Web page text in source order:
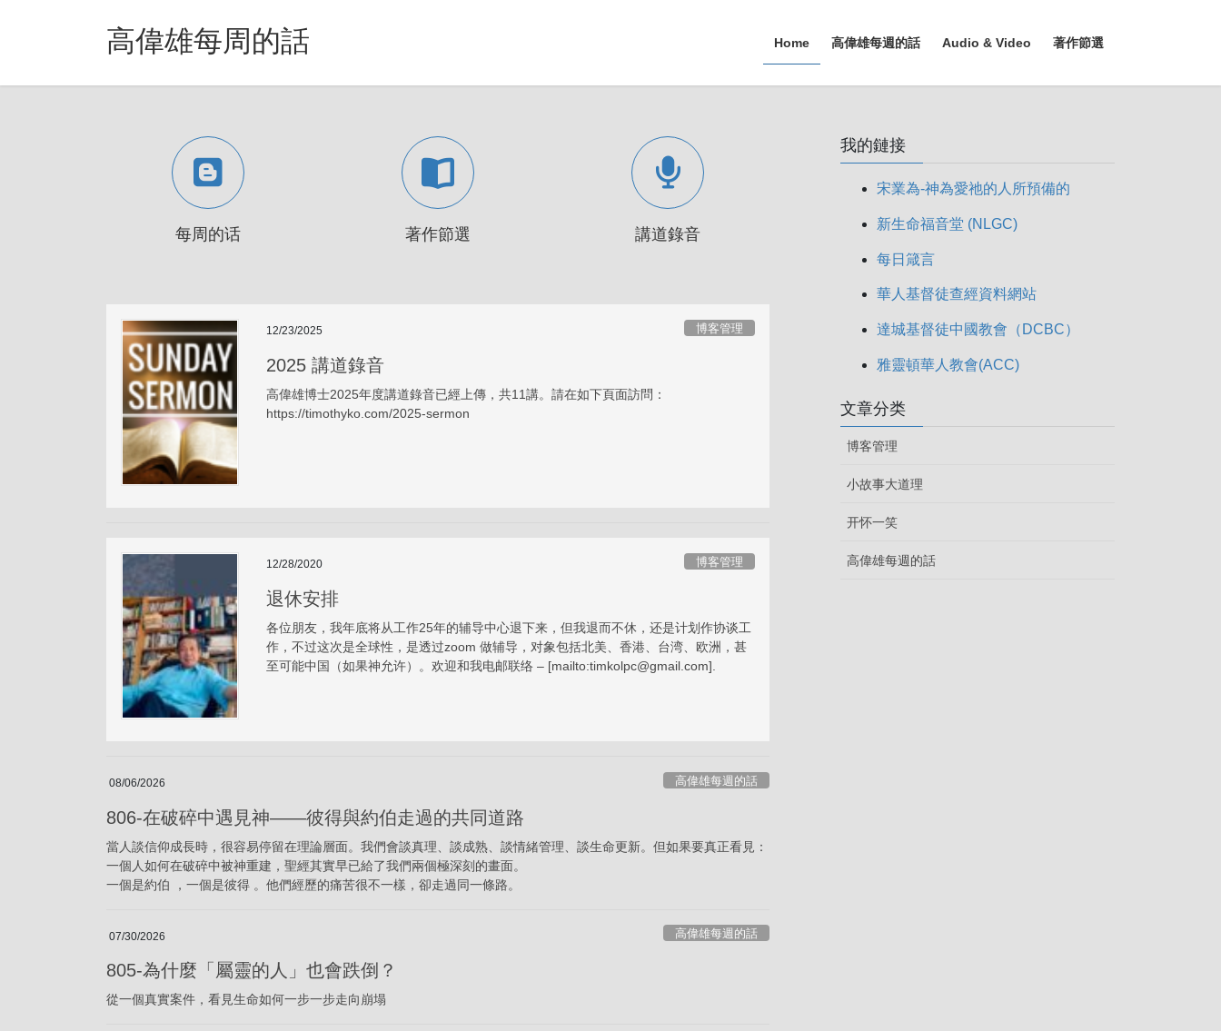
高偉雄每周的話 Home 高偉雄每週的話 Audio & Video 著作節選
每周的话 著作節選 講道錄音
12/23/2025 博客管理
2025 講道錄音
高偉雄博士2025年度講道錄音已經上傳，共11講。請在如下頁面訪問：
https://timothyko.com/2025-sermon
12/28/2020 博客管理
退休安排
各位朋友，我年底将从工作25年的辅导中心退下来，但我退而不休，还是计划作协谈工
作，不过这次是全球性，是透过zoom 做辅导，对象包括北美、香港、台湾、欧洲，甚
至可能中国（如果神允许）。欢迎和我电邮联络 – [mailto:timkolpc@gmail.com].
08/06/2026 高偉雄每週的話
806-在破碎中遇見神——彼得與約伯走過的共同道路
當人談信仰成長時，很容易停留在理論層面。我們會談真理、談成熟、談情緒管理、談生命更新。但如果要真正看見：
一個人如何在破碎中被神重建，聖經其實早已給了我們兩個極深刻的畫面。
一個是約伯 ，一個是彼得 。他們經歷的痛苦很不一樣，卻走過同一條路。
07/30/2026 高偉雄每週的話
805-為什麼「屬靈的人」也會跌倒？
從一個真實案件，看見生命如何一步一步走向崩塌
我的鏈接
宋業為-神為愛祂的人所預備的
新生命福音堂 (NLGC)
每日箴言
華人基督徒查經資料網站
達城基督徒中國教會（DCBC）
雅靈頓華人教會(ACC)
文章分类
博客管理
小故事大道理
开怀一笑
高偉雄每週的話